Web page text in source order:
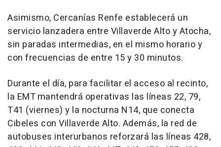
Asimismo, Cercanías Renfe establecerá un
servicio lanzadera entre Villaverde Alto y Atocha,
sin paradas intermedias, en el mismo horario y
con frecuencias de entre 15 y 30 minutos.
Durante el día, para facilitar el acceso al recinto,
la EMT mantendrá operativas las líneas 22, 79,
T41 (viernes) y la nocturna N14, que conecta
Cibeles con Villaverde Alto. Además, la red de
autobuses interurbanos reforzará las líneas 428,